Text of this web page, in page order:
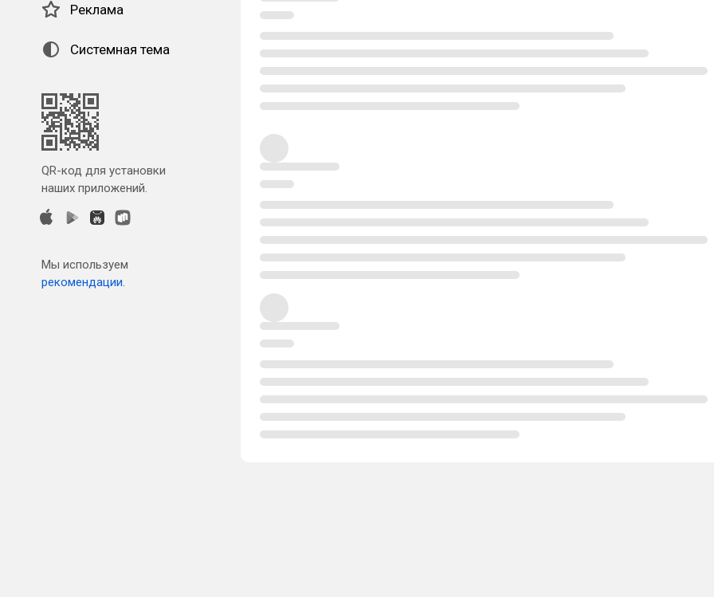
Реклама
Системная тема
QR-код для установки
наших приложений.
Мы используем
рекомендации.